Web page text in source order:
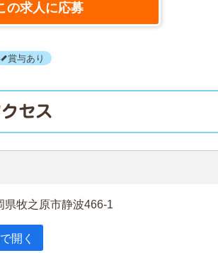
の求人に応募
賞与あり
セス
県牧之原市静波466-1
開く